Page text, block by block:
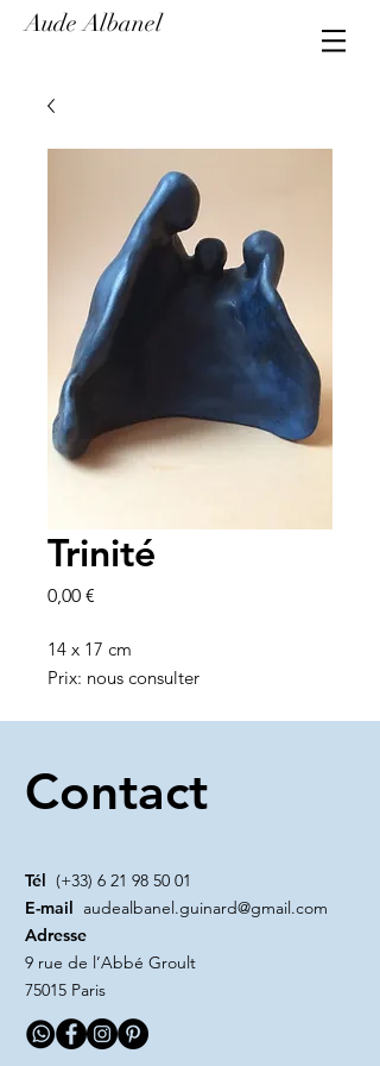
Aude Albanel
Trinité
0,00 €
14 x 17 cm
Prix: nous consulter
Contact
Tél (+33) 6 21 98 50 01
E-mail audealbanel.guinard@gmail.com
Adresse
9 rue de l’Abbé Groult
75015 Paris